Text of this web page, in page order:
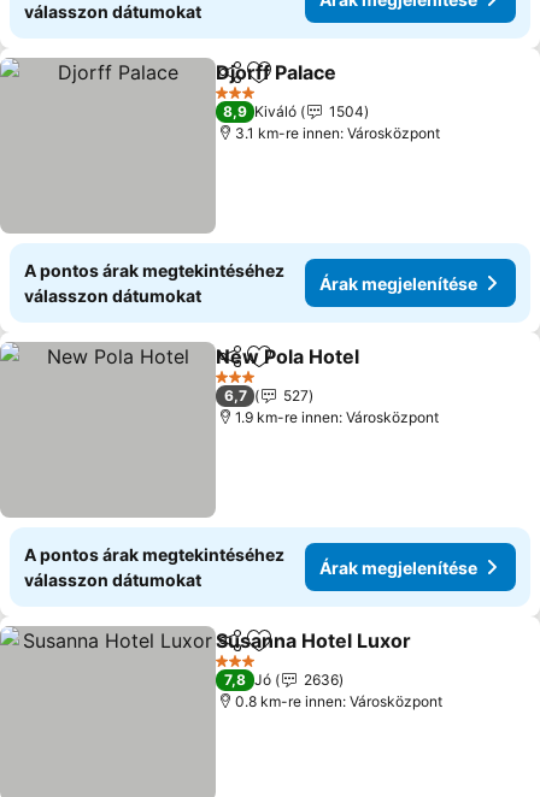
válasszon dátumokat
Megosztás
Hozzáadás a kedvencekhez
Djorff Palace
3 Kategória
8,9 Kiváló
1504
3.1 km-re innen: Városközpont
A pontos árak megtekintéséhez
válasszon dátumokat
Árak megjelenítése
Megosztás
Hozzáadás a kedvencekhez
New Pola Hotel
3 Kategória
6,7
527
1.9 km-re innen: Városközpont
A pontos árak megtekintéséhez
válasszon dátumokat
Árak megjelenítése
Megosztás
Hozzáadás a kedvencekhez
Susanna Hotel Luxor
3 Kategória
7,8 Jó
2636
0.8 km-re innen: Városközpont